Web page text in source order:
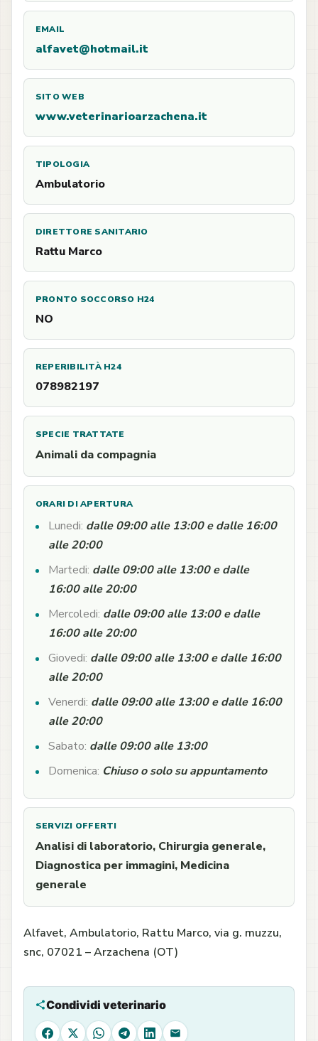
EMAIL
alfavet@hotmail.it
SITO WEB
www.veterinarioarzachena.it
TIPOLOGIA
Ambulatorio
DIRETTORE SANITARIO
Rattu Marco
PRONTO SOCCORSO H24
NO
REPERIBILITÀ H24
078982197
SPECIE TRATTATE
Animali da compagnia
ORARI DI APERTURA
Lunedi: dalle 09:00 alle 13:00 e dalle 16:00
alle 20:00
Martedi: dalle 09:00 alle 13:00 e dalle
16:00 alle 20:00
Mercoledi: dalle 09:00 alle 13:00 e dalle
16:00 alle 20:00
Giovedi: dalle 09:00 alle 13:00 e dalle 16:00
alle 20:00
Venerdi: dalle 09:00 alle 13:00 e dalle 16:00
alle 20:00
Sabato: dalle 09:00 alle 13:00
Domenica: Chiuso o solo su appuntamento
SERVIZI OFFERTI
Analisi di laboratorio, Chirurgia generale,
Diagnostica per immagini, Medicina
generale
Alfavet, Ambulatorio, Rattu Marco, via g. muzzu,
snc, 07021 – Arzachena (OT)
Condividi veterinario
Facebook
X WhatsAppTelegram
LinkedIn
Email